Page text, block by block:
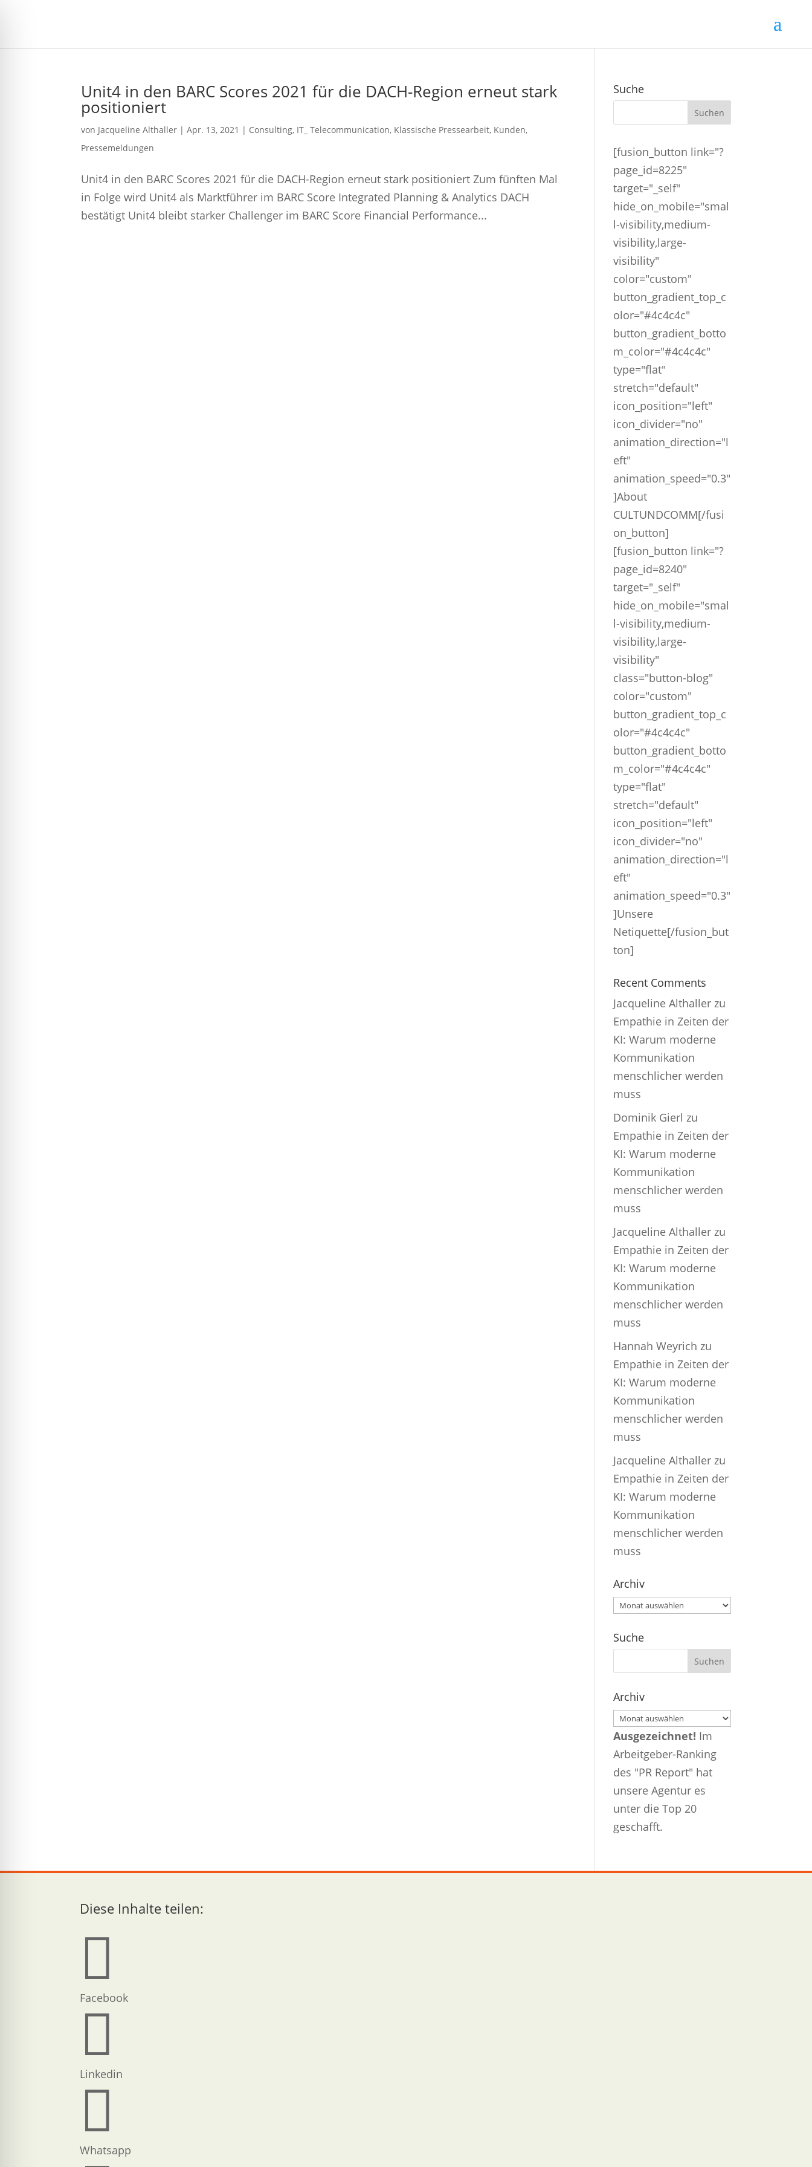
Unit4 in den BARC Scores 2021 für die DACH-Region erneut stark
positioniert
von Jacqueline Althaller |Apr. 13, 2021 | Consulting, IT_ Telecommunication, Klassische Pressearbeit, Kunden,
Pressemeldungen
Unit4 in den BARC Scores 2021 für die DACH-Region erneut stark positioniert Zum fünften Mal
in Folge wird Unit4 als Marktführer im BARC Score Integrated Planning & Analytics DACH
bestätigt Unit4 bleibt starker Challenger im BARC Score Financial Performance...
Suche
[fusion_button link="?
page_id=8225"
target="_self"
hide_on_mobile="smal
l-visibility,medium-
visibility,large-
visibility"
color="custom"
button_gradient_top_c
olor="#4c4c4c"
button_gradient_botto
m_color="#4c4c4c"
type="flat"
stretch="default"
icon_position="left"
icon_divider="no"
animation_direction="l
eft"
animation_speed="0.3"
]About
CULTUNDCOMM[/fusi
on_button]
[fusion_button link="?
page_id=8240"
target="_self"
hide_on_mobile="smal
l-visibility,medium-
visibility,large-
visibility"
class="button-blog"
color="custom"
button_gradient_top_c
olor="#4c4c4c"
button_gradient_botto
m_color="#4c4c4c"
type="flat"
stretch="default"
icon_position="left"
icon_divider="no"
animation_direction="l
eft"
animation_speed="0.3"
]Unsere
Netiquette[/fusion_but
ton]
Recent Comments
Jacqueline Althaller zu
Empathie in Zeiten der
KI: Warum moderne
Kommunikation
menschlicher werden
muss
Dominik Gierl zu
Empathie in Zeiten der
KI: Warum moderne
Kommunikation
menschlicher werden
muss
Jacqueline Althaller zu
Empathie in Zeiten der
KI: Warum moderne
Kommunikation
menschlicher werden
muss
Hannah Weyrich zu
Empathie in Zeiten der
KI: Warum moderne
Kommunikation
menschlicher werden
muss
Jacqueline Althaller zu
Empathie in Zeiten der
KI: Warum moderne
Kommunikation
menschlicher werden
muss
Archiv
Archiv
Suche
Archiv
Archiv
Ausgezeichnet! Im
Arbeitgeber-Ranking
des "PR Report" hat
unsere Agentur es
unter die Top 20
geschafft.
Diese Inhalte teilen:

Facebook

Linkedin

Whatsapp